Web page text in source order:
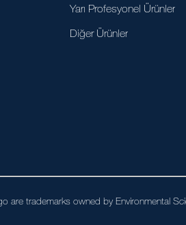
Yarı Profesyonel Ürünler
Diğer Ürünler
are trademarks owned by Environmental